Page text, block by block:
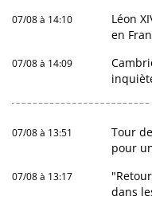
07/08 à 14:10
Léon
en
07/08 à 14:09
07/08 à 13:51
Tour
pour
07/08 à 13:17
dans